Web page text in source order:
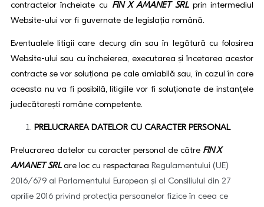
contractelor încheiate cu FIN X AMANET SRL prin intermediul
Website-ului vor fi guvernate de legislaţia română.
Eventualele litigii care decurg din sau în legătură cu folosirea
Website-ului sau cu încheierea, executarea și încetarea acestor
contracte se vor soluționa pe cale amiabilă sau, în cazul în care
aceasta nu va fi posibilă, litigiile vor fi soluționate de instanțele
judecătorești române competente.
PRELUCRAREA DATELOR CU CARACTER PERSONAL
Prelucrarea datelor cu caracter personal de către FIN X
AMANET SRL are loc cu respectarea Regulamentului (UE)
2016/679 al Parlamentului European și al Consiliului din 27
aprilie 2016 privind protecția persoanelor fizice în ceea ce